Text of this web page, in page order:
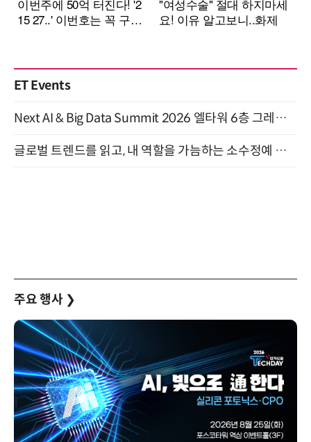
ET Events
Next AI & Big Data Summit 2026 엘타워 6층 그레이스홀 개최 (9/18)
글로벌 트렌드를 읽고, 내 역할을 가늠하는 소수정예 실습 워크숍 (8/28)
주요 행사 ❯